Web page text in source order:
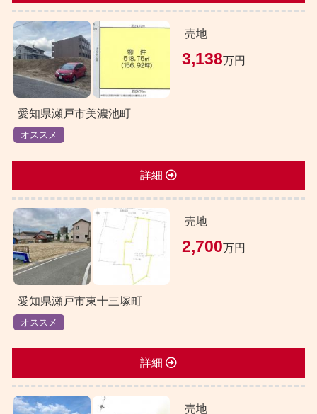
売地
3,138万円
愛知県瀬戸市美濃池町
オススメ
詳細
売地
2,700万円
愛知県瀬戸市東十三塚町
オススメ
詳細
売地